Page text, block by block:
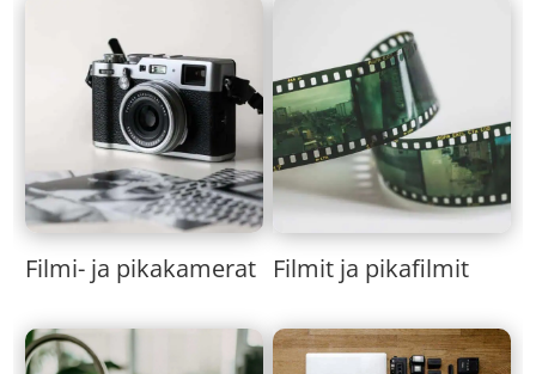
Filmi- ja pikakamerat Filmit ja pikafilmit